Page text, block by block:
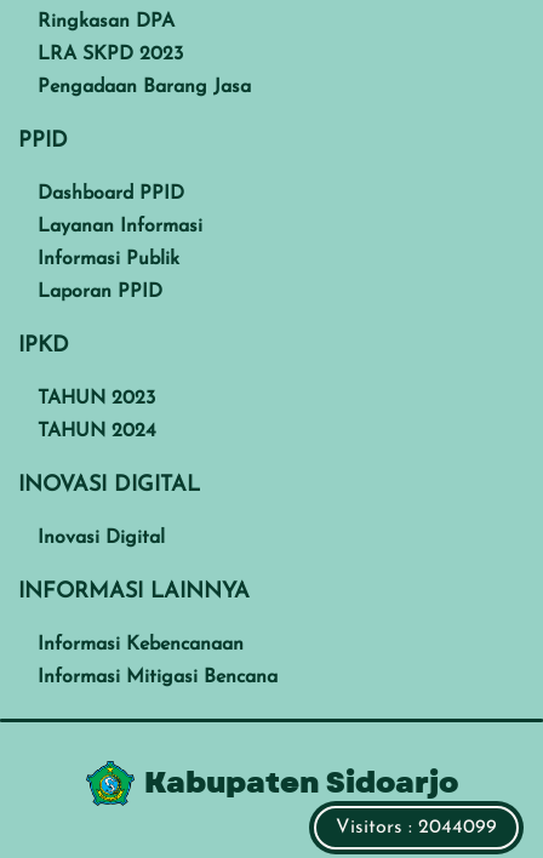
Ringkasan DPA
LRA SKPD 2023
Pengadaan Barang Jasa
PPID
Dashboard PPID
Layanan Informasi
Informasi Publik
Laporan PPID
IPKD
TAHUN 2023
TAHUN 2024
INOVASI DIGITAL
Inovasi Digital
INFORMASI LAINNYA
Informasi Kebencanaan
Informasi Mitigasi Bencana
Kabupaten Sidoarjo
Visitors : 2044099